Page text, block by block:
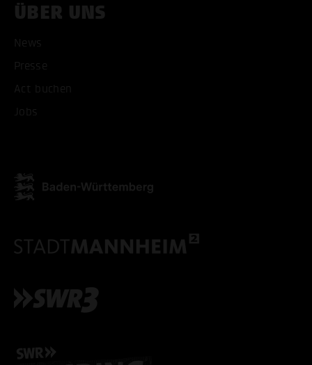
ÜBER UNS
News
Presse
Act buchen
Jobs